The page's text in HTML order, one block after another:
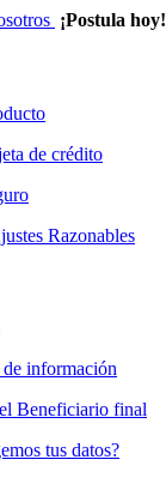
¡Postula hoy!
de crédito
Razonables
de información
Beneficiario final
tus datos?